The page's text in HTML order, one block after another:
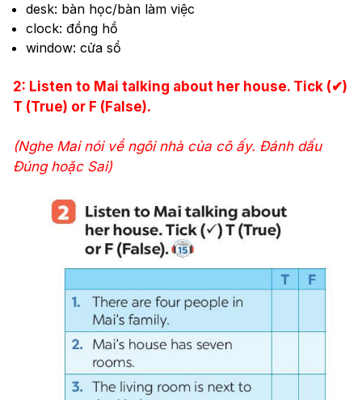
desk: bàn học/bàn làm việc
clock: đồng hồ
window: cửa sổ
2: Listen to Mai talking about her house. Tick (✔)
T (True) or F (False).
(Nghe Mai nói về ngôi nhà của cô ấy. Đánh dấu
Đúng hoặc Sai)